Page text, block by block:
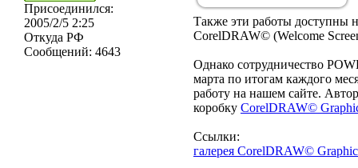
Присоединился:
2005/2/5 2:25
Откуда РФ
Сообщений: 4643
Также эти работы доступны
CorelDRAW© (Welcome
Однако сотрудничество
марта по итогам каждого
работу на нашем сайте.
коробку CorelDRAW©
Ссылки:
галерея CorelDRAW©